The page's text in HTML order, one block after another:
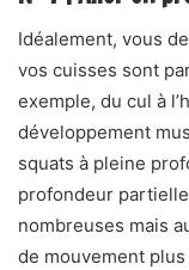
Idéalement, vous
vos cuisses sont
exemple, du cul à
développement
squats à pleine
profondeur
nombreuses mais
de mouvement